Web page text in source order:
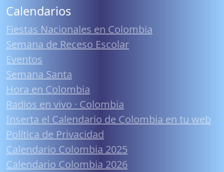
Calendarios
Fiestas Nacionales en Colombia
Semana de Receso Escolar
Eventos
Semana Santa
Hora en Colombia
Radios en vivo · Colombia
Inserta el Calendario de Colombia en tu web
Política de Privacidad
Calendario Colombia 2025
Calendario Colombia 2026